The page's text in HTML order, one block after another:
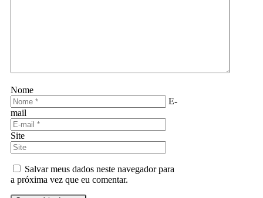
Nome
E-
mail
Site
Salvar meus dados neste navegador para
a próxima vez que eu comentar.